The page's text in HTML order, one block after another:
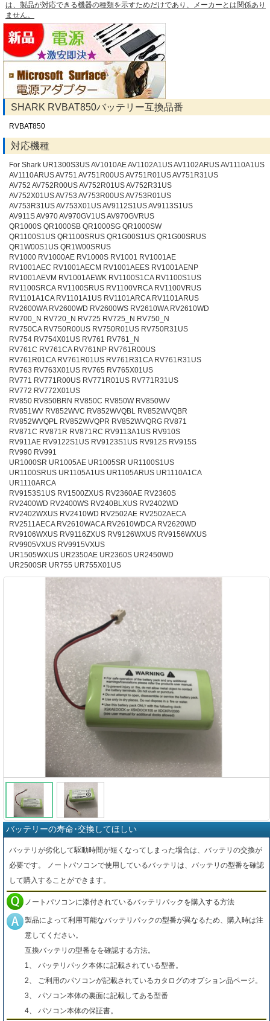
は、製品が対応できる機器の種類を示すためだけであり、メーカーとは関係あり
ません。
SHARK RVBAT850バッテリー互換品番
RVBAT850
対応機種
For Shark UR1300S3US AV1010AE AV1102A1US AV1102ARUS AV1110A1US
AV1110ARUS AV751 AV751R00US AV751R01US AV751R31US
AV752 AV752R00US AV752R01US AV752R31US
AV752X01US AV753 AV753R00US AV753R01US
AV753R31US AV753X01US AV9112S1US AV9113S1US
AV911S AV970 AV970GV1US AV970GVRUS
QR1000S QR1000SB QR1000SG QR1000SW
QR1100S1US QR1100SRUS QR1G00S1US QR1G00SRUS
QR1W00S1US QR1W00SRUS
RV1000 RV1000AE RV1000S RV1001 RV1001AE
RV1001AEC RV1001AECM RV1001AEES RV1001AENP
RV1001AEVM RV1001AEWK RV1100S1CA RV1100S1US
RV1100SRCA RV1100SRUS RV1100VRCA RV1100VRUS
RV1101A1CA RV1101A1US RV1101ARCA RV1101ARUS
RV2600WA RV2600WD RV2600WS RV2610WA RV2610WD
RV700_N RV720_N RV725 RV725_N RV750_N
RV750CA RV750R00US RV750R01US RV750R31US
RV754 RV754X01US RV761 RV761_N
RV761C RV761CA RV761NP RV761R00US
RV761R01CA RV761R01US RV761R31CA RV761R31US
RV763 RV763X01US RV765 RV765X01US
RV771 RV771R00US RV771R01US RV771R31US
RV772 RV772X01US
RV850 RV850BRN RV850C RV850W RV850WV
RV851WV RV852WVC RV852WVQBL RV852WVQBR
RV852WVQPL RV852WVQPR RV852WVQRG RV871
RV871C RV871R RV871RC RV9113A1US RV910S
RV911AE RV9122S1US RV9123S1US RV912S RV915S
RV990 RV991
UR1000SR UR1005AE UR1005SR UR1100S1US
UR1100SRUS UR1105A1US UR1105ARUS UR1110A1CA
UR1110ARCA
RV9153S1US RV1500ZXUS RV2360AE RV2360S
RV2400WD RV2400WS RV240BLXUS RV2402WD
RV2402WXUS RV2410WD RV2502AE RV2502AECA
RV2511AECA RV2610WACA RV2610WDCA RV2620WD
RV9106WXUS RV9116ZXUS RV9126WXUS RV9156WXUS
RV9905VXUS RV9915VXUS
UR1505WXUS UR2350AE UR2360S UR2450WD
UR2500SR UR755 UR755X01US
バッテリーの寿命･交換してほしい
バッテリが劣化して駆動時間が短くなってしまった場合は、バッテリの交換が
必要です。 ノートパソコンで使用しているバッテリは、バッテリの型番を確認
して購入することができます。
ノートパソコンに添付されているバッテリパックを購入する方法
製品によって利用可能なバッテリパックの型番が異なるため、購入時は注
意してください。
互換バッテリの型番をを確認する方法。
1、 バッテリパック本体に記載されている型番。
2、 ご利用のパソコンが記載されているカタログのオプション品ページ。
3、 パソコン本体の裏面に記載してある型番
4、 パソコン本体の保証書。